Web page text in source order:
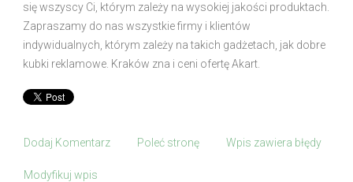
się wszyscy Ci, którym zależy na wysokiej jakości produktach.
Zapraszamy do nas wszystkie firmy i klientów
indywidualnych, którym zależy na takich gadżetach, jak dobre
kubki reklamowe. Kraków zna i ceni ofertę Akart.
Dodaj Komentarz Poleć stronę Wpis zawiera błędy
Modyfikuj wpis